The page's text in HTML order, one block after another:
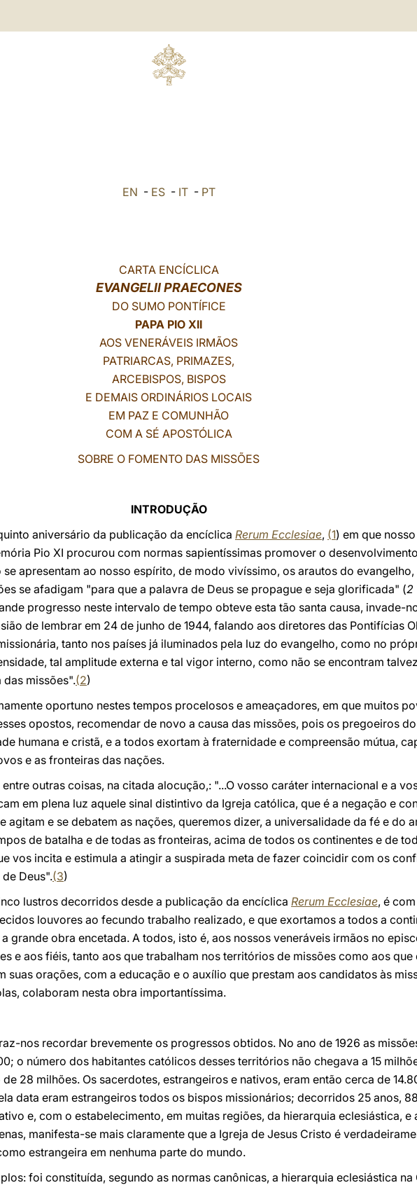
EN - ES- IT- PT
CARTA ENCÍCLICA
EVANGELII PRAECONES
DO SUMO PONTÍFICE
PAPA PIO XII
AOS VENERÁVEIS IRMÃOS
PATRIARCAS, PRIMAZES,
ARCEBISPOS, BISPOS
E DEMAIS ORDINÁRIOS LOCAIS
EM PAZ E COMUNHÃO
COM A SÉ APOSTÓLICA
SOBRE O FOMENTO DAS MISSÕES
INTRODUÇÃO
aniversário da publicação da encíclica Rerum Ecclesiae, (1) em que nosso
Pio XI procurou com normas sapientíssimas promover o
apresentam ao nosso espírito, de modo vivíssimo, os arautos do evangelho,
se afadigam "para que a palavra de Deus se propague e seja glorificada" (2
progresso neste intervalo de tempo obteve esta tão santa causa, invade-
de lembrar em 24 de junho de 1944, falando aos diretores das Pontifícias
tanto nos países já iluminados pela luz do evangelho, como no
tal amplitude externa e tal vigor interno, como não se encontram
das missões".(2)
oportuno nestes tempos procelosos e ameaçadores, em que muitos
opostos, recomendar de novo a causa das missões, pois os pregoeiros
humana e cristã, e a todos exortam à fraternidade e compreensão mútua,
e as fronteiras das nações.
outras coisas, na citada alocução,: "...O vosso caráter internacional e a
em plena luz aquele sinal distintivo da Igreja católica, que é a negação e
agitam e se debatem as nações, queremos dizer, a universalidade da fé e do
de batalha e de todas as fronteiras, acima de todos os continentes e de
vos incita e estimula a atingir a suspirada meta de fazer coincidir com os
Deus".(3)
lustros decorridos desde a publicação da encíclica Rerum Ecclesiae, é
louvores ao fecundo trabalho realizado, e que exortamos a todos a
grande obra encetada. A todos, isto é, aos nossos veneráveis irmãos no
e aos fiéis, tanto aos que trabalham nos territórios de missões como aos que
suas orações, com a educação e o auxílio que prestam aos candidatos às
colaboram nesta obra importantíssima.
nos recordar brevemente os progressos obtidos. No ano de 1926 as
o número dos habitantes católicos desses territórios não chegava a 15
28 milhões. Os sacerdotes, estrangeiros e nativos, eram então cerca de
data eram estrangeiros todos os bispos missionários; decorridos 25 anos,
e, com o estabelecimento, em muitas regiões, da hierarquia eclesiástica, e
manifesta-se mais claramente que a Igreja de Jesus Cristo é
estrangeira em nenhuma parte do mundo.
foi constituída, segundo as normas canônicas, a hierarquia eclesiástica na